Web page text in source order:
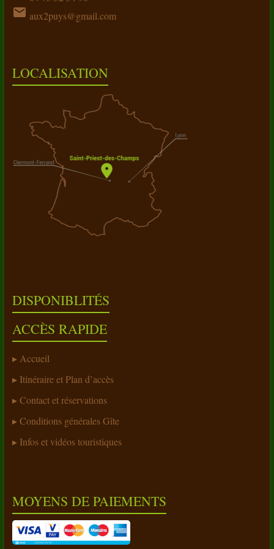
email aux2puys@gmail.com
LOCALISATION
DISPONIBLITÉS
ACCÈS RAPIDE
Accueil
Itinéraire et Plan d’accès
Contact et réservations
Conditions générales Gîte
Infos et vidéos touristiques
MOYENS DE PAIEMENTS